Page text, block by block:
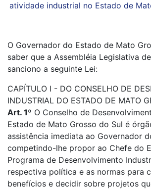
atividade industrial no Estado de
O Governador do Estado de Mato
saber que a Assembléia Legislativa
sanciono a seguinte Lei:
CAPÍTULO I - DO CONSELHO DE
INDUSTRIAL DO ESTADO DE MATO
Art. 1º O Conselho de
Estado de Mato Grosso do Sul é
assistência imediata ao Governador
competindo-lhe propor ao Chefe do
Programa de Desenvolvimento
respectiva política e as normas para
benefícios e decidir sobre projetos